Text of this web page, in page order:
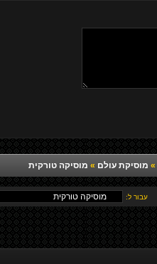
» מוסיקת עולם » מוסיקה טורקית
עבור ל: